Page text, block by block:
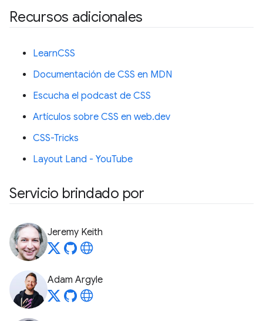
Recursos adicionales
LearnCSS
Documentación de CSS en MDN
Escucha el podcast de CSS
Artículos sobre CSS en web.dev
CSS-Tricks
Layout Land - YouTube
Servicio brindado por
Jeremy Keith
Adam Argyle